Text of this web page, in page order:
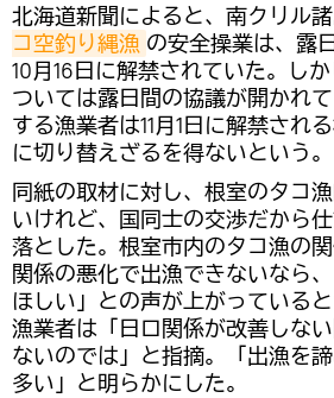
北海道新聞によると、南クリル
コ空釣り縄漁 の安全操業は、露
10月16日に解禁されていた。し
ついては露日間の協議が開かれ
する漁業者は11月1日に解禁され
に切り替えざるを得ないという。
同紙の取材に対し、根室のタコ
いけれど、国同士の交渉だから
落とした。根室市内のタコ漁の
関係の悪化で出漁できないなら
ほしい」との声が上がっている
漁業者は「日ロ関係が改善しな
ないのでは」と指摘。「出漁を
多い」と明らかにした。